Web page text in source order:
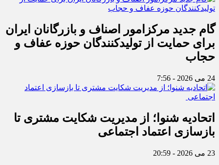
گام جدید مرکزامور اصناف و بازرگانان ایران
برای حمایت از تولیدکنندگان حوزه عفاف و
حجاب
24 می 2026 - 7:56
اتحادیه شنوا؛ از مدیریت شکایت مشتری تا
بازسازی اعتماد اجتماعی ‌
23 می 2026 - 20:59